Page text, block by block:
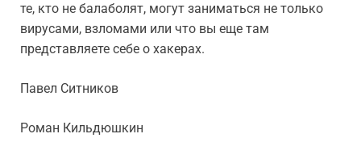
те, кто не балаболят, могут заниматься не только
вирусами, взломами или что вы еще там
представляете себе о хакерах.
Павел Ситников
Роман Кильдюшкин